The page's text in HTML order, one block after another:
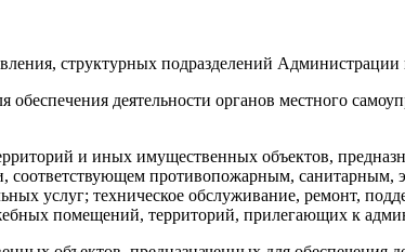
структурных подразделений Администрации
деятельности органов местного
и иных имущественных объектов,
соответствующем противопожарным,
услуг; техническое обслуживание, ремонт,
помещений, территорий, прилегающих к